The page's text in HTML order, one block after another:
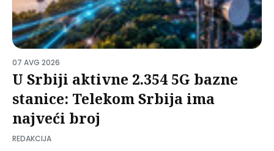
07 AVG 2026
U Srbiji aktivne 2.354 5G bazne
stanice: Telekom Srbija ima
najveći broj
REDAKCIJA